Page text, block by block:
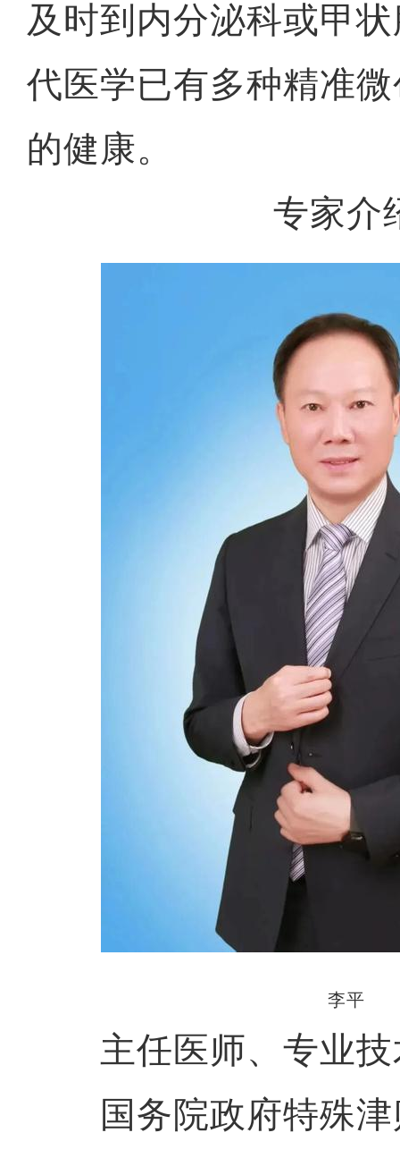
及时到内分泌科或甲
代医学已有多种精准
的健康。
专家介
李平
主任医师、专业技
国务院政府特殊津